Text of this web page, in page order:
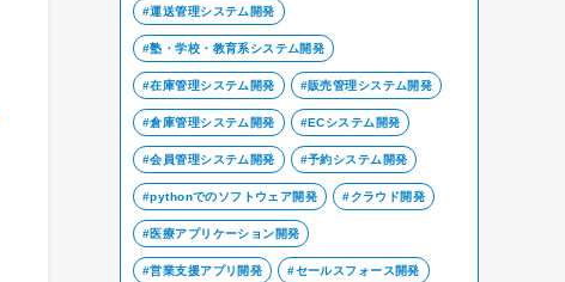
運送管理システム開発
塾・学校・教育系システム開発
在庫管理システム開発 販売管理システム開発
倉庫管理システム開発 ECシステム開発
会員管理システム開発 予約システム開発
pythonでのソフトウェア開発 クラウド開発
医療アプリケーション開発
営業支援アプリ開発 セールスフォース開発